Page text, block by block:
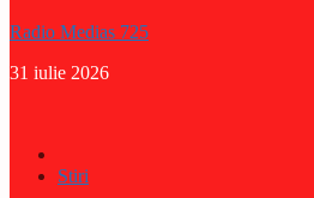
Radio Medias 725
31 iulie 2026
Stiri